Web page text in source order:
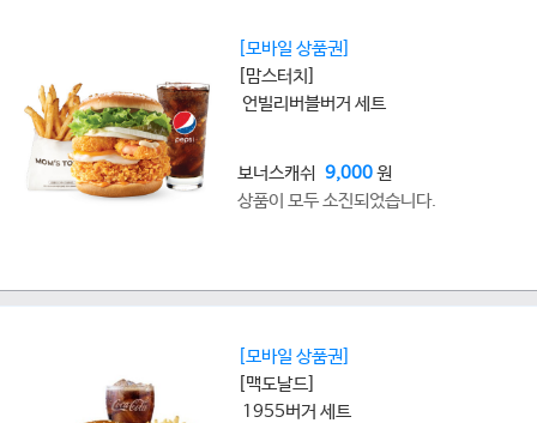
[모바일 상품권]
[맘스터치]
언빌리버블버거 세트
보너스캐쉬 9,000원
상품이 모두 소진되었습니다.
[모바일 상품권]
[맥도날드]
1955버거 세트